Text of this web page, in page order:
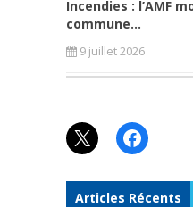
Incendies : l’AMF
commune...
9 juillet 2026
X
Articles Récents